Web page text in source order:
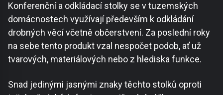
Konferenční a odkládací stolky se v tuzemských
domácnostech využívají především k odkládání
drobných věcí včetně občerstvení. Za poslední roky
na sebe tento produkt vzal nespočet podob, ať už
tvarových, materiálových nebo z hlediska funkce.
Snad jedinými jasnými znaky těchto stolků oproti